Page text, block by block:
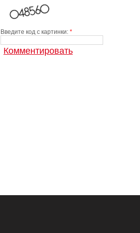
Введите код с картинки: *